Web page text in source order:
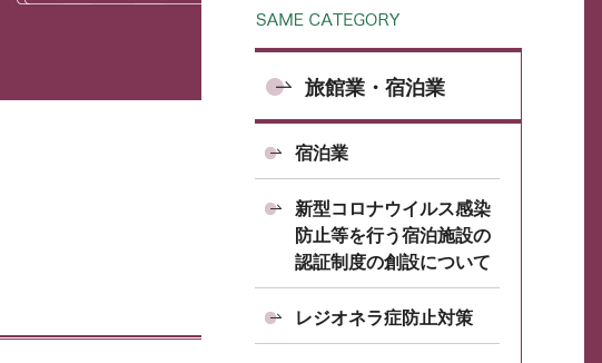
旅館業・宿泊業
宿泊業
新型コロナウイルス感染
防止等を行う宿泊施設の
認証制度の創設について
レジオネラ症防止対策